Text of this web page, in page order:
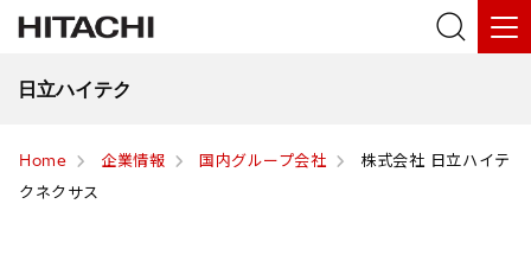
日立ハイテク
Home 企業情報 国内グループ会社
株式会社 日立ハイテ
クネクサス